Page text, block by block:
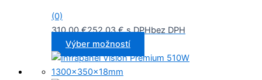
(0)
310,00€252,03€ s DPHbez DPH
Výber možností